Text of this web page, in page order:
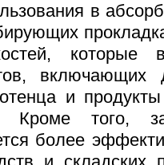
в
которые
включающих
и
Кроме того,
более